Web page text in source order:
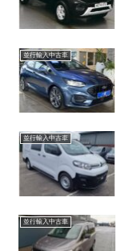
並行輸入中古車
並行輸入中古車
並行輸入中古車